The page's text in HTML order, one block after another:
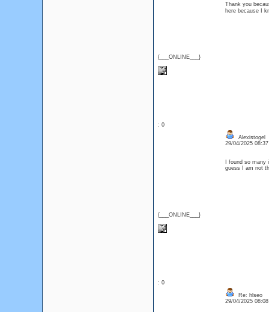
{___ONLINE___}
Thank you
here because I
: 0
{___ONLINE___}
Alexistogel
29/04/2025
I found so
guess I am not
: 0
Re: hlseo
29/04/2025